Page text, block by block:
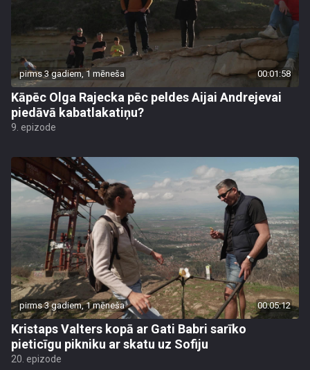
pirms 3 gadiem, 1 mēneša 00:01:58
Kāpēc Olga Rajecka pēc peldes Aijai Andrejevai
piedāvā kabatlakatiņu?
9. epizode
pirms 3 gadiem, 1 mēneša 00:05:12
Kristaps Valters kopā ar Gati Babri sarīko
pieticīgu pikniku ar skatu uz Sofiju
20. epizode